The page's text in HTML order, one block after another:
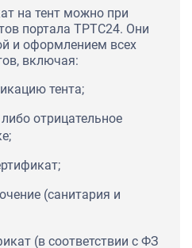
на тент можно при
портала ТРТС24. Они
и оформлением всех
включая:
тента;
отрицательное
(санитария и
(в соответствии с ФЗ